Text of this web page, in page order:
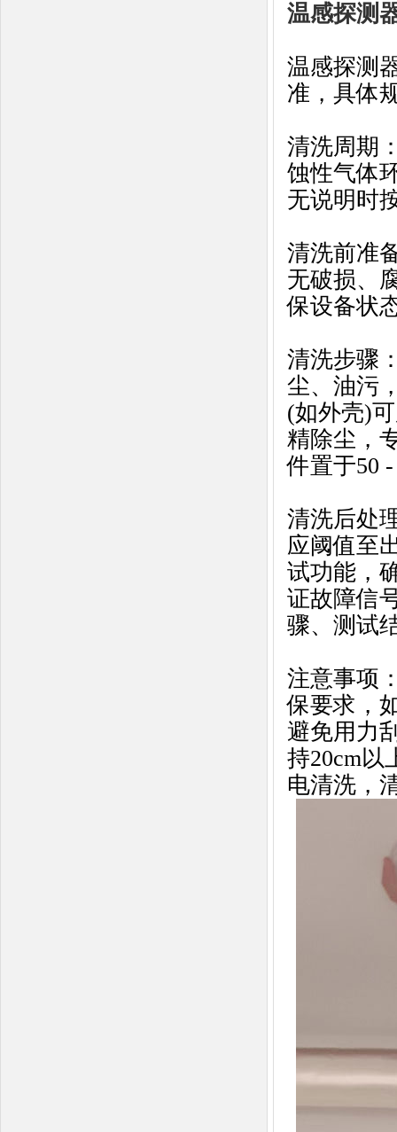
温感探测
温感探测
准，具体
清洗周期‌
蚀性气体
无说明时
清洗前准
无破损、
保设备状
清洗步骤‌
尘、油污
(如外壳)
精除尘，
件置于50
清洗后处
应阈值至
试功能，
证故障信
骤、测试
注意事项‌
保要求，
避免用力
持20cm以
电清洗，